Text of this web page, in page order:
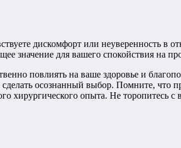
дискомфорт или неуверенность в
значение для вашего спокойствия на
повлиять на ваше здоровье и
осознанный выбор. Помните, что
опыта. Не торопитесь